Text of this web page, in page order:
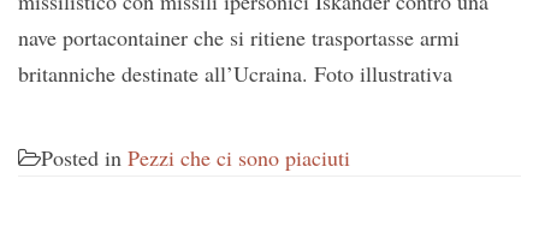
nave portacontainer che si ritiene trasportasse armi
britanniche destinate all’Ucraina. Foto illustrativa
Posted in Pezzi che ci sono piaciuti